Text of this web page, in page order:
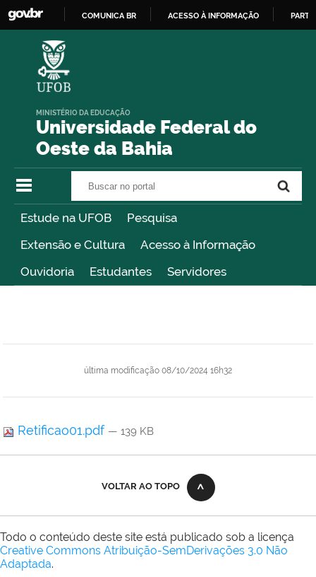
COMUNICA BR ACESSO À INFORMAÇÃO
Universidade Federal do
Oeste da Bahia
MINISTÉRIO DA EDUCAÇÃO
Estude na UFOB
Pesquisa
Extensão e Cultura
Acesso à Informação
Ouvidoria
Estudantes Servidores
última modificação 08/10/2024 16h32
Retificao01.pdf — 139 KB
VOLTAR AO TOPO
Todo o conteúdo deste site está publicado sob a licença
Creative Commons Atribuição-SemDerivações 3.0 Não
Adaptada.